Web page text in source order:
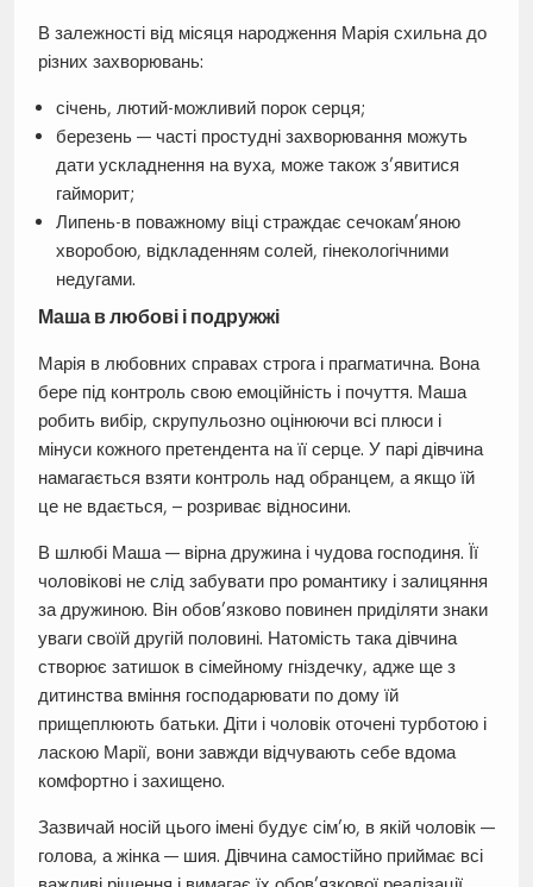
В залежності від місяця народження Марія схильна до
різних захворювань:
січень, лютий-можливий порок серця;
березень — часті простудні захворювання можуть
дати ускладнення на вуха, може також з’явитися
гайморит;
Липень-в поважному віці страждає сечокам’яною
хворобою, відкладенням солей, гінекологічними
недугами.
Маша в любові і подружжі
Марія в любовних справах строга і прагматична. Вона
бере під контроль свою емоційність і почуття. Маша
робить вибір, скрупульозно оцінюючи всі плюси і
мінуси кожного претендента на її серце. У парі дівчина
намагається взяти контроль над обранцем, а якщо їй
це не вдається, – розриває відносини.
В шлюбі Маша — вірна дружина і чудова господиня. Її
чоловікові не слід забувати про романтику і залицяння
за дружиною. Він обов’язково повинен приділяти знаки
уваги своїй другій половині. Натомість така дівчина
створює затишок в сімейному гніздечку, адже ще з
дитинства вміння господарювати по дому їй
прищеплюють батьки. Діти і чоловік оточені турботою і
ласкою Марії, вони завжди відчувають себе вдома
комфортно і захищено.
Зазвичай носій цього імені будує сім’ю, в якій чоловік —
голова, а жінка — шия. Дівчина самостійно приймає всі